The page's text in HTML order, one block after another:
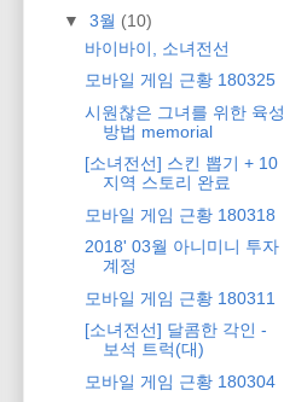
▼ 3월 (10)
바이바이, 소녀전선
모바일 게임 근황 180325
시원찮은 그녀를 위한 육성
방법 memorial
[소녀전선] 스킨 뽑기 + 10
지역 스토리 완료
모바일 게임 근황 180318
2018' 03월 아니미니 투자
계정
모바일 게임 근황 180311
[소녀전선] 달콤한 각인 -
보석 트럭(대)
모바일 게임 근황 180304